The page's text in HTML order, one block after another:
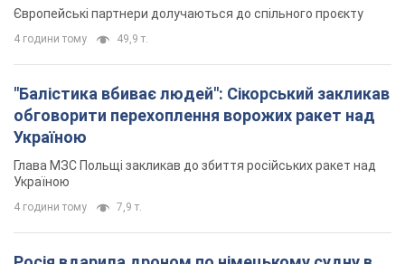
Європейські партнери долучаються до спільного проєкту
4 години тому 49,9 т.
"Балістика вбиває людей": Сікорський закликав
обговорити перехоплення ворожих ракет над
Україною
Глава МЗС Польщі закликав до збиття російських ракет над
Україною
4 години тому 7,9 т.